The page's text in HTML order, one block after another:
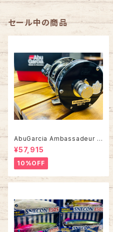
セール中の商品
AbuGarcia Ambassadeur 5
500C/5501C FACTORY TU
NED アンバサダー ファクトリー
チューン
¥57,915
10%OFF